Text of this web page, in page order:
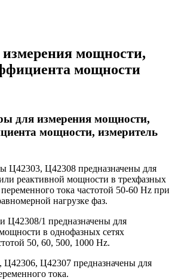
мощности,
мощности
для измерения мощности,
мощности, измеритель
Ц42303, Ц42308 предназначены для
реактивной мощности в трехфазных
тока частотой 50-60 Hz при
нагрузке фаз.
Ц42308/1 предназначены для
в однофазных сетях
50, 60, 500, 1000 Hz.
Ц42307 предназначены для
тока.